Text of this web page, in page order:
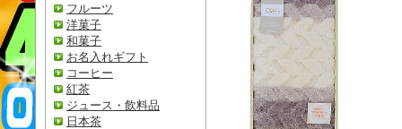
フルーツ
洋菓子
和菓子
お名入れギフト
コーヒー
紅茶
ジュース・飲料品
日本茶